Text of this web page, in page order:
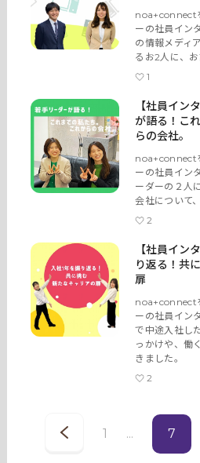
noa+connect
ーの社員イン
の情報メディ
るお2人に、お
1
【社員イン
が語る！こ
らの会社。
noa+connect
ーの社員イン
ーダーの２人
会社について
2
【社員イン
り返る！共
扉
noa+connect
ーの社員イン
で中途入社し
っかけや、働
きました。
2
1 ... 7